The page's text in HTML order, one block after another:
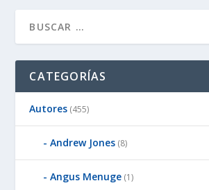
CATEGORÍAS
Autores (455)
Andrew Jones (8)
Angus Menuge (1)